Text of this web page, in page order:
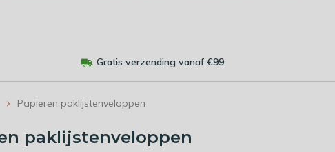
Gratis verzending vanaf €99
Papieren paklijstenveloppen
paklijstenveloppen